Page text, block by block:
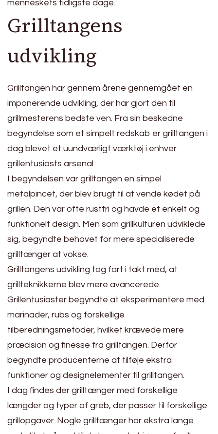
menneskets tidligste dage.
Grilltangens
udvikling
Grilltangen har gennem årene gennemgået en
imponerende udvikling, der har gjort den til
grillmesterens bedste ven. Fra sin beskedne
begyndelse som et simpelt redskab er grilltangen i
dag blevet et uundværligt værktøj i enhver
grillentusiasts arsenal.
I begyndelsen var grilltangen en simpel
metalpincet, der blev brugt til at vende kødet på
grillen. Den var ofte rustfri og havde et enkelt og
funktionelt design. Men som grillkulturen udviklede
sig, begyndte behovet for mere specialiserede
grilltænger at vokse.
Grilltangens udvikling tog fart i takt med, at
grillteknikkerne blev mere avancerede.
Grillentusiaster begyndte at eksperimentere med
marinader, rubs og forskellige
tilberedningsmetoder, hvilket krævede mere
præcision og finesse fra grilltangen. Derfor
begyndte producenterne at tilføje ekstra
funktioner og designelementer til grilltangen.
I dag findes der grilltænger med forskellige
længder og typer af greb, der passer til forskellige
grillopgaver. Nogle grilltænger har ekstra lange